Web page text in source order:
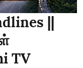
||
TV